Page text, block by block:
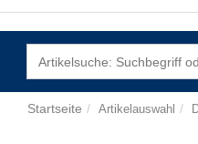
Startseite Artikelauswahl